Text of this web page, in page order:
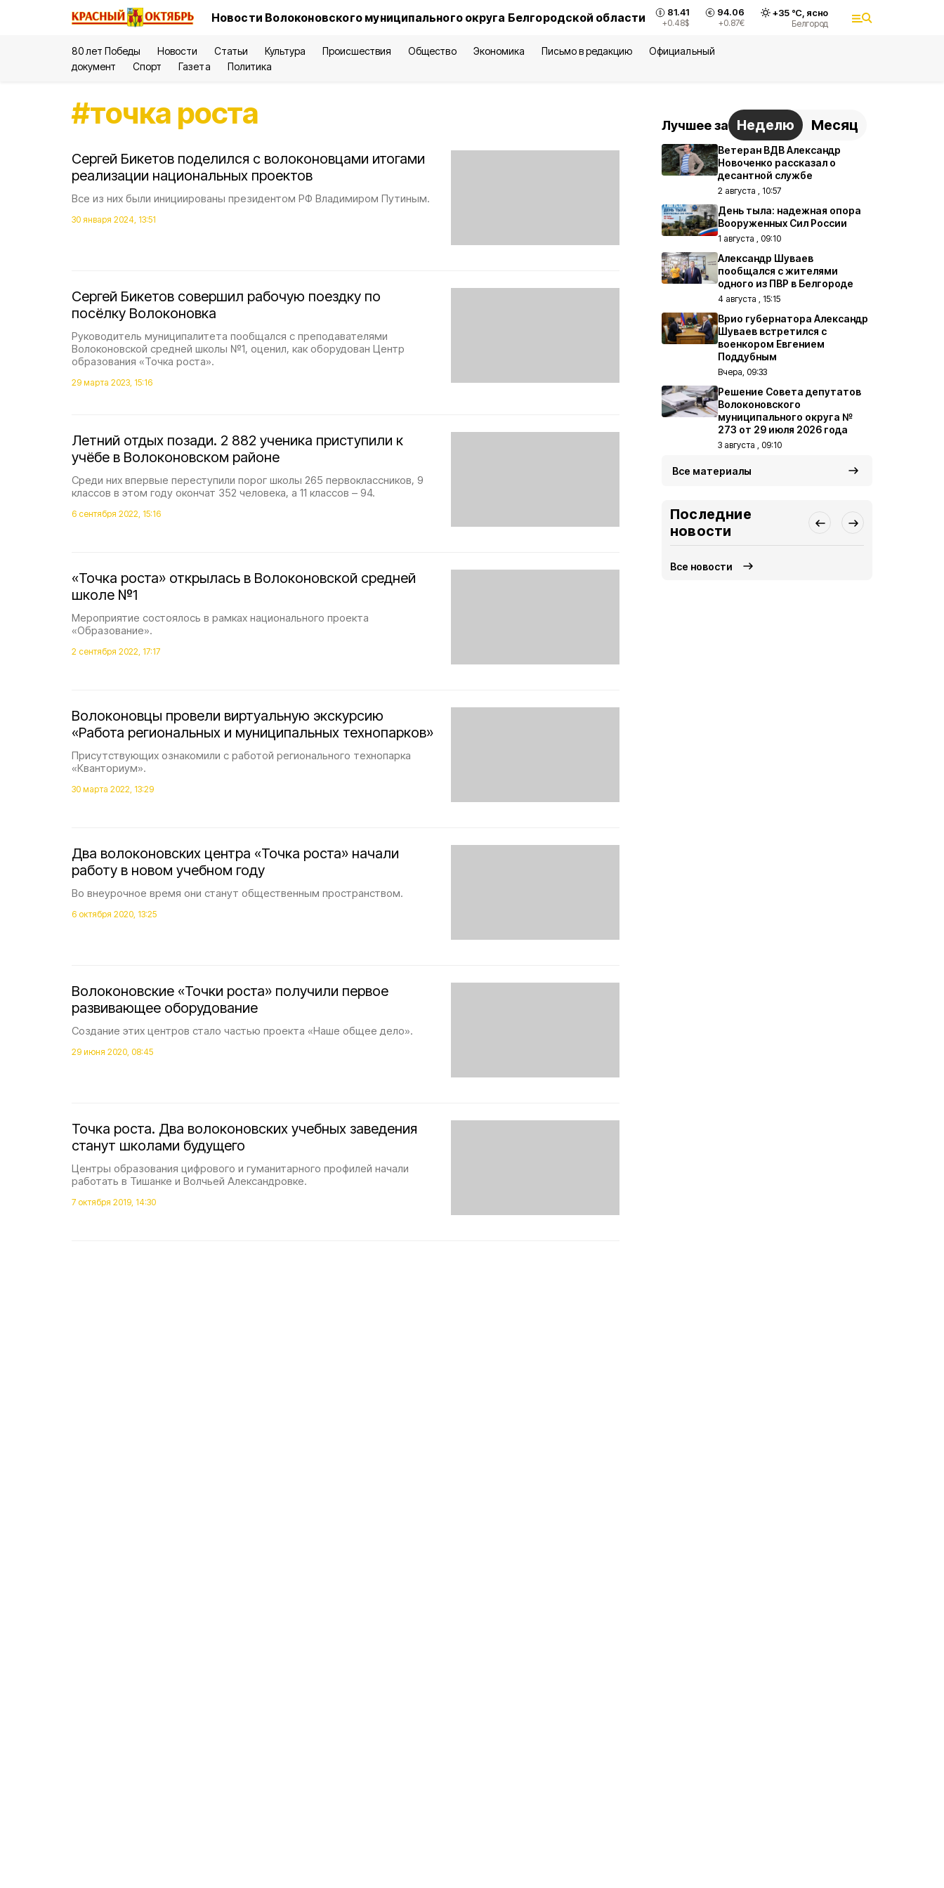
Новости Волоконовского муниципального округа Белгородской области 81.41
+0.48$
94.06
+0.87€
+35°С, ясно
Белгород
80 лет Победы Новости Статьи Культура Происшествия Общество Экономика Письмо в редакцию
Официальный
документ
Спорт Газета Политика
#точка роста
Сергей Бикетов поделился с волоконовцами итогами
реализации национальных проектов
Все из них были инициированы президентом РФ Владимиром Путиным.
30 января 2024, 13:51
Сергей Бикетов совершил рабочую поездку по
посёлку Волоконовка
Руководитель муниципалитета пообщался с преподавателями
Волоконовской средней школы №1, оценил, как оборудован Центр
образования «Точка роста».
29 марта 2023, 15:16
Летний отдых позади. 2 882 ученика приступили к
учёбе в Волоконовском районе
Среди них впервые переступили порог школы 265 первоклассников, 9
классов в этом году окончат 352 человека, а 11 классов – 94.
6 сентября 2022, 15:16
«Точка роста» открылась в Волоконовской средней
школе №1
Мероприятие состоялось в рамках национального проекта
«Образование».
2 сентября 2022, 17:17
Волоконовцы провели виртуальную экскурсию
«Работа региональных и муниципальных технопарков»
Присутствующих ознакомили с работой регионального технопарка
«Кванториум».
30 марта 2022, 13:29
Два волоконовских центра «Точка роста» начали
работу в новом учебном году
Во внеурочное время они станут общественным пространством.
6 октября 2020, 13:25
Волоконовские «Точки роста» получили первое
развивающее оборудование
Создание этих центров стало частью проекта «Наше общее дело».
29 июня 2020, 08:45
Точка роста. Два волоконовских учебных заведения
станут школами будущего
Центры образования цифрового и гуманитарного профилей начали
работать в Тишанке и Волчьей Александровке.
7 октября 2019, 14:30
Лучшее за Неделю Месяц
Ветеран ВДВ Александр
Новоченко рассказал о
десантной службе
2 августа , 10:57
День тыла: надежная опора
Вооруженных Сил России
1 августа , 09:10
Александр Шуваев
пообщался с жителями
одного из ПВР в Белгороде
4 августа , 15:15
Врио губернатора Александр
Шуваев встретился с
военкором Евгением
Поддубным
Вчера, 09:33
Решение Совета депутатов
Волоконовского
муниципального округа №
273 от 29 июля 2026 года
3 августа , 09:10
Все материалы
Последние
новости
Все новости